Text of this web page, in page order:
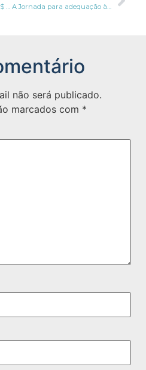
Morgan Stanley pagará US$ 60 milhões para encerrar processo de proteção de dados A Jornada para adequação à LGPD continua
não será publicado.
marcados com *